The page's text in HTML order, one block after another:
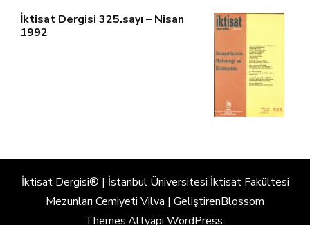
İktisat Dergisi 325.sayı – Nisan
1992
İktisat Dergisi® | İstanbul Üniversitesi İktisat Fakültesi
Mezunları Cemiyeti Vilva | GeliştirenBlossom
Themes.Altyapı WordPress.